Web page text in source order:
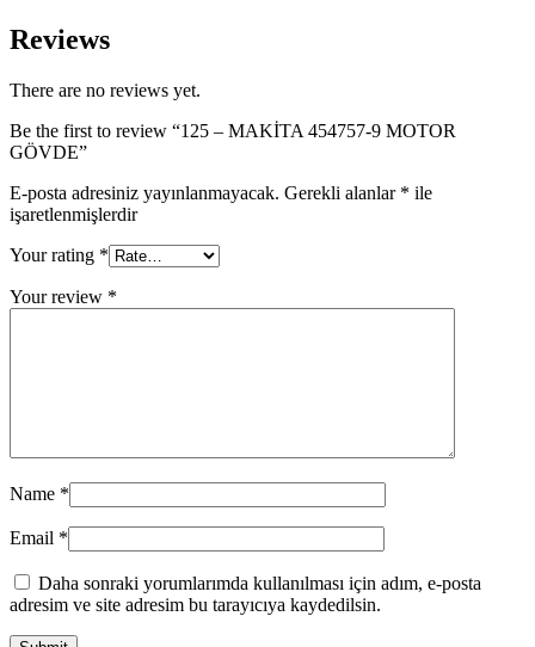
Reviews
There are no reviews yet.
Be the first to review “125 – MAKİTA 454757-9 MOTOR
GÖVDE”
E-posta adresiniz yayınlanmayacak. Gerekli alanlar * ile
işaretlenmişlerdir
Your rating *
Your review *
Name *
Email *
Daha sonraki yorumlarımda kullanılması için adım, e-posta
adresim ve site adresim bu tarayıcıya kaydedilsin.